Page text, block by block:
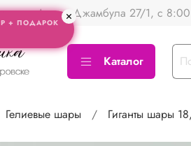
Адрес Джамбула 27/1, с
Каталог
Гелиевые шары Гиганты шары
+ ПОДАРОК